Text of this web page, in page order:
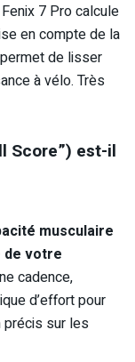
7 Pro calcule
en compte de la
de lisser
à vélo. Très
Score”) est-il
musculaire
de votre
cadence,
d’effort pour
précis sur les